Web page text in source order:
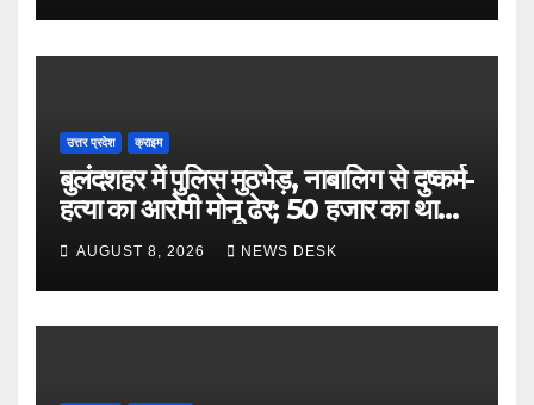
उत्तर प्रदेश क्राइम
बुलंदशहर में पुलिस मुठभेड़, नाबालिग से दुष्कर्म-
हत्या का आरोपी मोनू ढेर; 50 हजार का था
इनाम
AUGUST 8, 2026 NEWS DESK